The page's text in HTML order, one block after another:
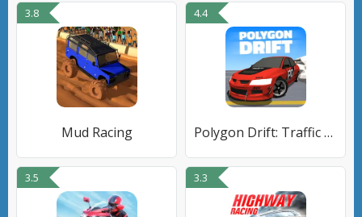
3.8
Mud Racing
4.4
Polygon Drift: Traffic Racing
3.5 3.3